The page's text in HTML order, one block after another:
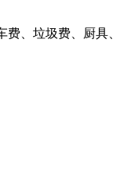
、垃圾费、厨具